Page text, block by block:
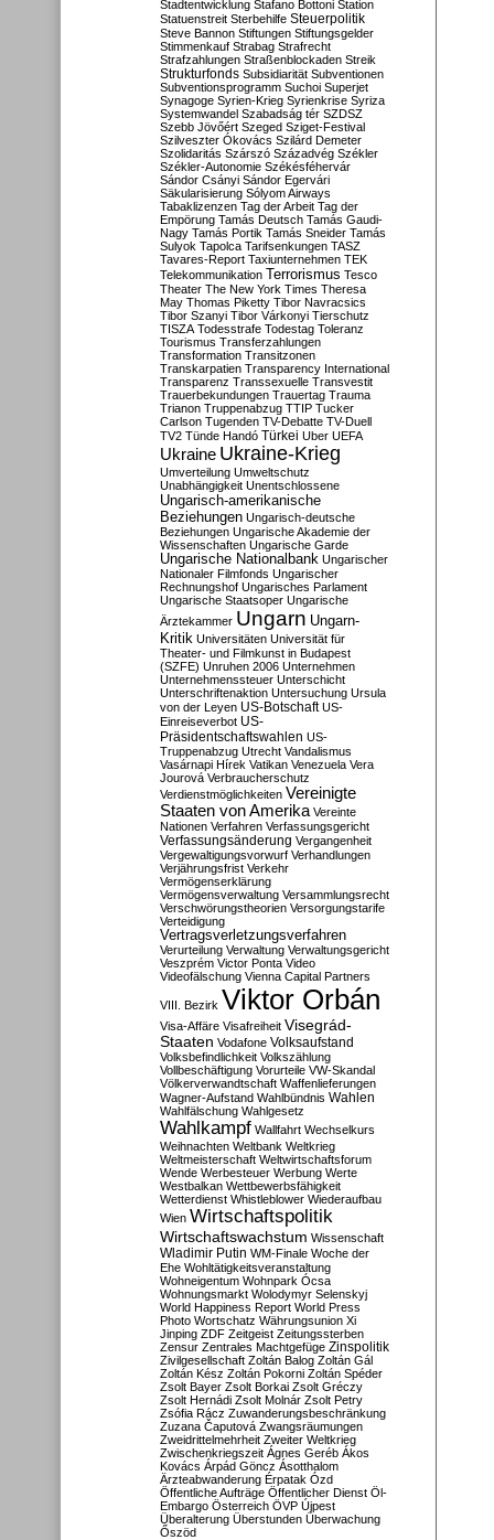
Stadtentwicklung Stafano Bottoni Station
Statuenstreit Sterbehilfe Steuerpolitik
Steve Bannon Stiftungen Stiftungsgelder
Stimmenkauf Strabag Strafrecht
Strafzahlungen Straßenblockaden Streik
Strukturfonds Subsidiarität Subventionen
Subventionsprogramm Suchoi Superjet
Synagoge Syrien-Krieg Syrienkrise Syriza
Systemwandel Szabadság tér SZDSZ
Szebb Jövőért Szeged Sziget-Festival
Szilveszter Ókovács Szilárd Demeter
Szolidaritás Szárszó Századvég Székler
Székler-Autonomie Székésféhervár
Sándor Csányi Sándor Egervári
Säkularisierung Sólyom Airways
Tabaklizenzen Tag der Arbeit Tag der
Empörung Tamás Deutsch Tamás Gaudi-
Nagy Tamás Portik Tamás Sneider Tamás
Sulyok Tapolca Tarifsenkungen TASZ
Tavares-Report Taxiunternehmen TEK
Telekommunikation Terrorismus Tesco
Theater The New York Times Theresa
May Thomas Piketty Tibor Navracsics
Tibor Szanyi Tibor Várkonyi Tierschutz
TISZA Todesstrafe Todestag Toleranz
Tourismus Transferzahlungen
Transformation Transitzonen
Transkarpatien Transparency International
Transparenz Transsexuelle Transvestit
Trauerbekundungen Trauertag Trauma
Trianon Truppenabzug TTIP Tucker
Carlson Tugenden TV-Debatte TV-Duell
TV2 Tünde Handó Türkei Uber UEFA
Ukraine Ukraine-Krieg
Umverteilung Umweltschutz
Unabhängigkeit Unentschlossene
Ungarisch-amerikanische
Beziehungen Ungarisch-deutsche
Beziehungen Ungarische Akademie der
Wissenschaften Ungarische Garde
Ungarische Nationalbank Ungarischer
Nationaler Filmfonds Ungarischer
Rechnungshof Ungarisches Parlament
Ungarische Staatsoper Ungarische
Ärztekammer Ungarn Ungarn-
Kritik Universitäten Universität für
Theater- und Filmkunst in Budapest
(SZFE) Unruhen 2006 Unternehmen
Unternehmenssteuer Unterschicht
Unterschriftenaktion Untersuchung Ursula
von der Leyen US-Botschaft US-
Einreiseverbot US-
Präsidentschaftswahlen US-
Truppenabzug Utrecht Vandalismus
Vasárnapi Hírek Vatikan Venezuela Vera
Jourová Verbraucherschutz
Verdienstmöglichkeiten Vereinigte
Staaten von Amerika Vereinte
Nationen Verfahren Verfassungsgericht
Verfassungsänderung Vergangenheit
Vergewaltigungsvorwurf Verhandlungen
Verjährungsfrist Verkehr
Vermögenserklärung
Vermögensverwaltung Versammlungsrecht
Verschwörungstheorien Versorgungstarife
Verteidigung
Vertragsverletzungsverfahren
Verurteilung Verwaltung Verwaltungsgericht
Veszprém Victor Ponta Video
Videofälschung Vienna Capital Partners
VIII. Bezirk Viktor Orbán
Visa-Affäre Visafreiheit Visegrád-
Staaten Vodafone Volksaufstand
Volksbefindlichkeit Volkszählung
Vollbeschäftigung Vorurteile VW-Skandal
Völkerverwandtschaft Waffenlieferungen
Wagner-Aufstand Wahlbündnis Wahlen
Wahlfälschung Wahlgesetz
Wahlkampf Wallfahrt Wechselkurs
Weihnachten Weltbank Weltkrieg
Weltmeisterschaft Weltwirtschaftsforum
Wende Werbesteuer Werbung Werte
Westbalkan Wettbewerbsfähigkeit
Wetterdienst Whistleblower Wiederaufbau
Wien Wirtschaftspolitik
Wirtschaftswachstum Wissenschaft
Wladimir Putin WM-Finale Woche der
Ehe Wohltätigkeitsveranstaltung
Wohneigentum Wohnpark Ócsa
Wohnungsmarkt Wolodymyr Selenskyj
World Happiness Report World Press
Photo Wortschatz Währungsunion Xi
Jinping ZDF Zeitgeist Zeitungssterben
Zensur Zentrales Machtgefüge Zinspolitik
Zivilgesellschaft Zoltán Balog Zoltán Gál
Zoltán Kész Zoltán Pokorni Zoltán Spéder
Zsolt Bayer Zsolt Borkai Zsolt Gréczy
Zsolt Hernádi Zsolt Molnár Zsolt Petry
Zsófia Rácz Zuwanderungsbeschränkung
Zuzana Čaputová Zwangsräumungen
Zweidrittelmehrheit Zweiter Weltkrieg
Zwischenkriegszeit Ágnes Geréb Ákos
Kovács Árpád Göncz Ásotthalom
Ärzteabwanderung Érpatak Ózd
Öffentliche Aufträge Öffentlicher Dienst Öl-
Embargo Österreich ÖVP Újpest
Überalterung Überstunden Überwachung
Őszöd